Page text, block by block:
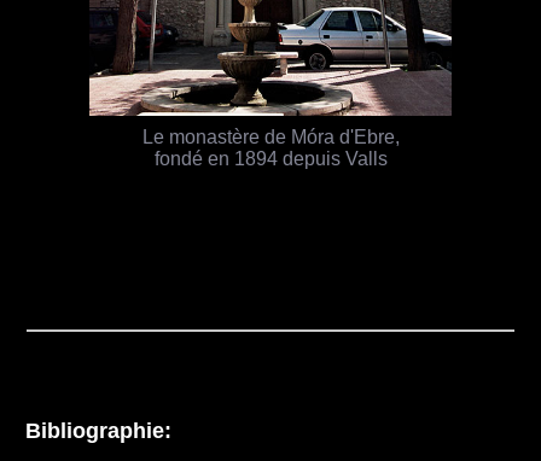
Le monastère de Móra d'Ebre,
fondé en 1894 depuis Valls
Bibliographie: